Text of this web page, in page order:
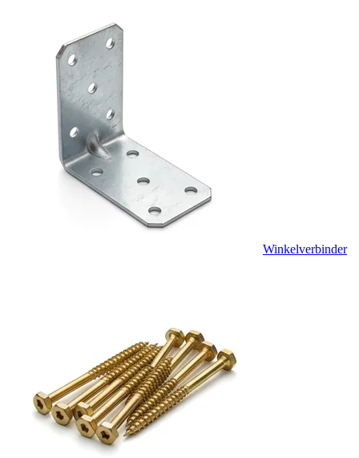
Winkelverbinder